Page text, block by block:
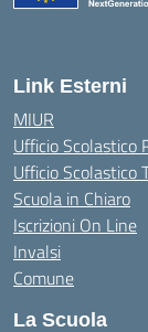
Link Esterni
MIUR
Ufficio Scolastico
Ufficio Scolastico
Scuola in Chiaro
Iscrizioni On Line
Invalsi
Comune
La Scuola